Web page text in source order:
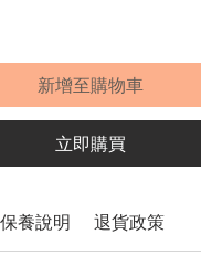
新增至購物車
立即購買
保養說明 退貨政策